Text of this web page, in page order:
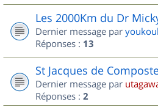
Les 2000Km du Dr
Dernier message par youkoul
Réponses : 13
St Jacques de
Dernier message par
Réponses : 2